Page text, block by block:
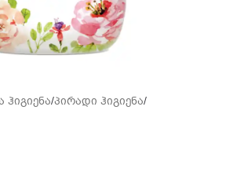
ჰიგიენა/პირადი ჰიგიენა/